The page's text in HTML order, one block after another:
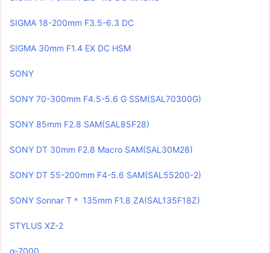
SIGMA 18-200mm F3.5-6.3 DC
SIGMA 30mm F1.4 EX DC HSM
SONY
SONY 70-300mm F4.5-5.6 G SSM(SAL70300G)
SONY 85mm F2.8 SAM(SAL85F28)
SONY DT 30mm F2.8 Macro SAM(SAL30M28)
SONY DT 55-200mm F4-5.6 SAM(SAL55200-2)
SONY Sonnar T＊ 135mm F1.8 ZA(SAL135F18Z)
STYLUS XZ-2